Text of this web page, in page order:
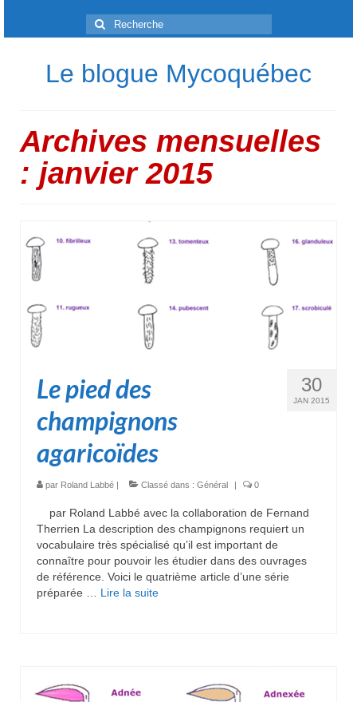
Rechercher
:
Le blogue Mycoquébec
Archives mensuelles
: janvier 2015
30
JAN 2015
Le pied des
champignons
agaricoïdes
par Roland Labbé | Classé dans : Général | 0
par Roland Labbé avec la collaboration de Fernand
Therrien La description des champignons requiert un
vocabulaire très spécialisé qu’il est important de
connaître pour pouvoir les étudier dans des ouvrages
de référence. Voici le quatrième article d’une série
préparée … Lire la suite­­